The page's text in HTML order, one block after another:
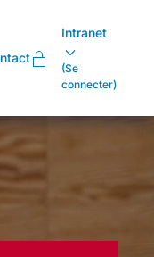
Intranet
(Se
connecter)